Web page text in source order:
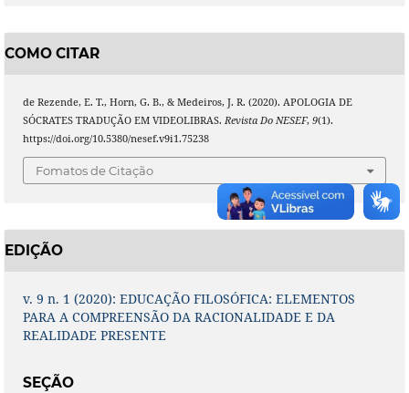
COMO CITAR
de Rezende, E. T., Horn, G. B., & Medeiros, J. R. (2020). APOLOGIA DE
SÓCRATES TRADUÇÃO EM VIDEOLIBRAS. Revista Do NESEF, 9(1).
https://doi.org/10.5380/nesef.v9i1.75238
Fomatos de Citação
EDIÇÃO
v. 9 n. 1 (2020): EDUCAÇÃO FILOSÓFICA: ELEMENTOS
PARA A COMPREENSÃO DA RACIONALIDADE E DA
REALIDADE PRESENTE
SEÇÃO